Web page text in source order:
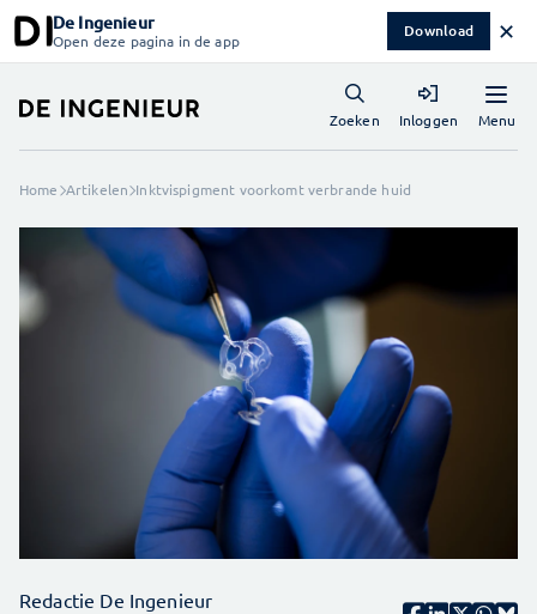
De Ingenieur
Open deze pagina in de app Download ✕
Menu
Zoeken Inloggen
Home Artikelen Inktvispigment voorkomt verbrande huid
Redactie De Ingenieur